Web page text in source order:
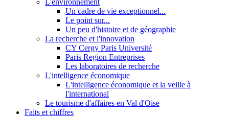
Un cadre de vie exceptionnel...
Le point sur...
Un peu d'histoire et de géographie
La recherche et l'innovation
CY Cergy Paris Université
Paris Region Entreprises
Les laboratoires de recherche
L'intelligence économique
L'intelligence économique et la veille à
l'international
Le tourisme d'affaires en Val d'Oise
Faits et chiffres